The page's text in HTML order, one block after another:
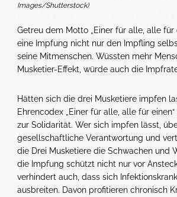
Images/Shutterstock)
Getreu dem Motto „Einer für alle, alle für
eine Impfung nicht nur den Impfling
seine Mitmenschen. Wüssten mehr
Musketier-Effekt, würde auch die
Hätten sich die drei Musketiere impfen
Ehrencodex „Einer für alle, alle für
zur Solidarität. Wer sich impfen lässt,
gesellschaftliche Verantwortung und
die Drei Musketiere die Schwachen und
die Impfung schützt nicht nur vor
verhindert auch, dass sich
ausbreiten. Davon profitieren chronisch